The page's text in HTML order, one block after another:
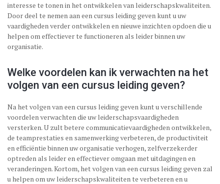
interesse te tonen in het ontwikkelen van leiderschapskwaliteiten.
Door deel te nemen aan een cursus leiding geven kunt u uw
vaardigheden verder ontwikkelen en nieuwe inzichten opdoen die u
helpen om effectiever te functioneren als leider binnen uw
organisatie.
Welke voordelen kan ik verwachten na het
volgen van een cursus leiding geven?
Na het volgen van een cursus leiding geven kunt u verschillende
voordelen verwachten die uw leiderschapsvaardigheden
versterken. U zult betere communicatievaardigheden ontwikkelen,
de teamprestaties en samenwerking verbeteren, de productiviteit
en efficiëntie binnen uw organisatie verhogen, zelfverzekerder
optreden als leider en effectiever omgaan met uitdagingen en
veranderingen. Kortom, het volgen van een cursus leiding geven zal
u helpen om uw leiderschapskwaliteiten te verbeteren en u